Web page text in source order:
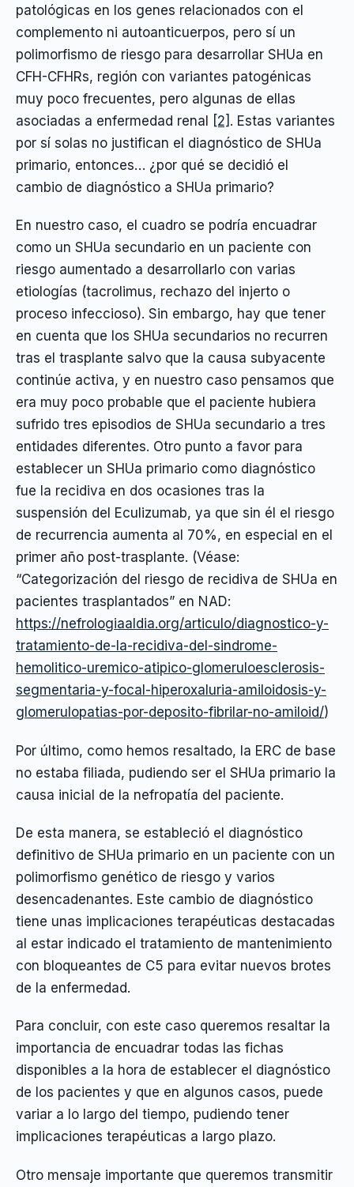
patológicas en los genes relacionados con el
complemento ni autoanticuerpos, pero sí un
polimorfismo de riesgo para desarrollar SHUa en
CFH-CFHRs, región con variantes patogénicas
muy poco frecuentes, pero algunas de ellas
asociadas a enfermedad renal [2] . Estas variantes
por sí solas no justifican el diagnóstico de SHUa
primario, entonces… ¿por qué se decidió el
cambio de diagnóstico a SHUa primario?
En nuestro caso, el cuadro se podría encuadrar
como un SHUa secundario en un paciente con
riesgo aumentado a desarrollarlo con varias
etiologías (tacrolimus, rechazo del injerto o
proceso infeccioso). Sin embargo, hay que tener
en cuenta que los SHUa secundarios no recurren
tras el trasplante salvo que la causa subyacente
continúe activa, y en nuestro caso pensamos que
era muy poco probable que el paciente hubiera
sufrido tres episodios de SHUa secundario a tres
entidades diferentes. Otro punto a favor para
establecer un SHUa primario como diagnóstico
fue la recidiva en dos ocasiones tras la
suspensión del Eculizumab, ya que sin él el riesgo
de recurrencia aumenta al 70%, en especial en el
primer año post-trasplante. (Véase:
“Categorización del riesgo de recidiva de SHUa en
pacientes trasplantados” en NAD:
https://nefrologiaaldia.org/articulo/diagnostico-y-
tratamiento-de-la-recidiva-del-sindrome-
hemolitico-uremico-atipico-glomeruloesclerosis-
segmentaria-y-focal-hiperoxaluria-amiloidosis-y-
glomerulopatias-por-deposito-fibrilar-no-amiloid/)
Por último, como hemos resaltado, la ERC de base
no estaba filiada, pudiendo ser el SHUa primario la
causa inicial de la nefropatía del paciente.
De esta manera, se estableció el diagnóstico
definitivo de SHUa primario en un paciente con un
polimorfismo genético de riesgo y varios
desencadenantes. Este cambio de diagnóstico
tiene unas implicaciones terapéuticas destacadas
al estar indicado el tratamiento de mantenimiento
con bloqueantes de C5 para evitar nuevos brotes
de la enfermedad.
Para concluir, con este caso queremos resaltar la
importancia de encuadrar todas las fichas
disponibles a la hora de establecer el diagnóstico
de los pacientes y que en algunos casos, puede
variar a lo largo del tiempo, pudiendo tener
implicaciones terapéuticas a largo plazo.
Otro mensaje importante que queremos transmitir